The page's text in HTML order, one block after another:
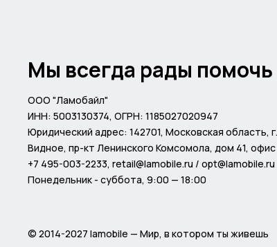
Мы всегда рады помочь
ООО "Ламобайл"
ИНН: 5003130374, ОГРН: 1185027020947
Юридический адрес: 142701, Московская область,
Видное, пр-кт Ленинского Комсомола, дом 41, офис
+7 495-003-2233, retail@lamobile.ru / opt@lamobile.ru
Понедельник - суббота, 9:00 — 18:00
© 2014-2027 lamobile — Мир, в котором ты живешь